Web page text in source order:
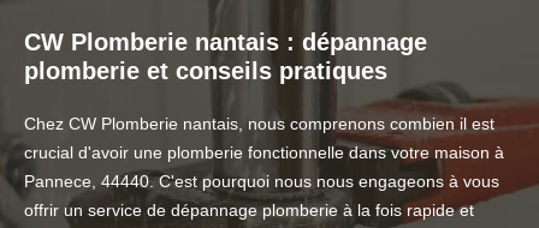
CW Plomberie nantais : dépannage
plomberie et conseils pratiques
Chez CW Plomberie nantais, nous comprenons combien il est
crucial d'avoir une plomberie fonctionnelle dans votre maison à
Pannece, 44440. C'est pourquoi nous nous engageons à vous
offrir un service de dépannage plomberie à la fois rapide et